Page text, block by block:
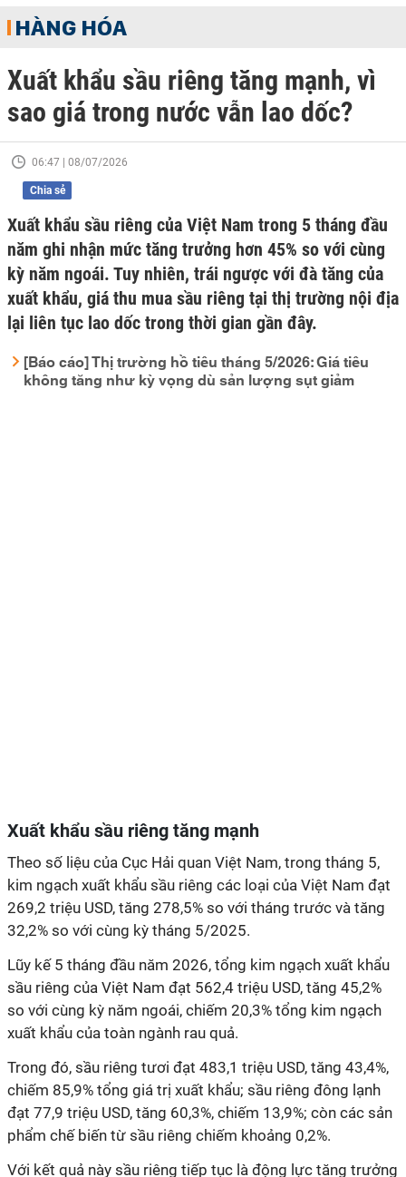
HÀNG HÓA
Xuất khẩu sầu riêng tăng mạnh, vì
sao giá trong nước vẫn lao dốc?
06:47 | 08/07/2026
Chia sẻ
Xuất khẩu sầu riêng của Việt Nam trong 5 tháng đầu
năm ghi nhận mức tăng trưởng hơn 45% so với cùng
kỳ năm ngoái. Tuy nhiên, trái ngược với đà tăng của
xuất khẩu, giá thu mua sầu riêng tại thị trường nội địa
lại liên tục lao dốc trong thời gian gần đây.
[Báo cáo] Thị trường hồ tiêu tháng 5/2026: Giá tiêu
không tăng như kỳ vọng dù sản lượng sụt giảm
Xuất khẩu sầu riêng tăng mạnh
Theo số liệu của Cục Hải quan Việt Nam, trong tháng 5,
kim ngạch xuất khẩu sầu riêng các loại của Việt Nam đạt
269,2 triệu USD, tăng 278,5% so với tháng trước và tăng
32,2% so với cùng kỳ tháng 5/2025.
Lũy kế 5 tháng đầu năm 2026, tổng kim ngạch xuất khẩu
sầu riêng của Việt Nam đạt 562,4 triệu USD, tăng 45,2%
so với cùng kỳ năm ngoái, chiếm 20,3% tổng kim ngạch
xuất khẩu của toàn ngành rau quả.
Trong đó, sầu riêng tươi đạt 483,1 triệu USD, tăng 43,4%,
chiếm 85,9% tổng giá trị xuất khẩu; sầu riêng đông lạnh
đạt 77,9 triệu USD, tăng 60,3%, chiếm 13,9%; còn các sản
phẩm chế biến từ sầu riêng chiếm khoảng 0,2%.
Với kết quả này sầu riêng tiếp tục là động lực tăng trưởng